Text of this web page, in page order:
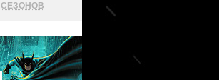
СЕЗОНОВ